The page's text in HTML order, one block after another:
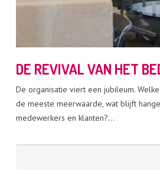
DE REVIVAL VAN HET
De organisatie viert een jubileum.
de meeste meerwaarde, wat blijft
medewerkers en klanten?…